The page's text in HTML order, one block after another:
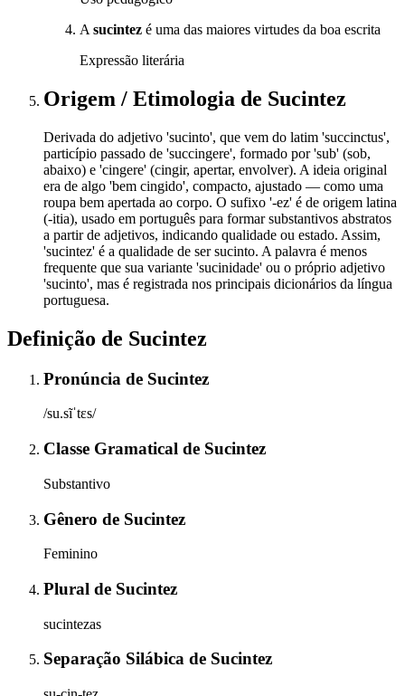
A sucintez é uma das maiores virtudes da boa escrita
Expressão literária
Origem / Etimologia de Sucintez
Derivada do adjetivo 'sucinto', que vem do latim 'succinctus',
particípio passado de 'succingere', formado por 'sub' (sob,
abaixo) e 'cingere' (cingir, apertar, envolver). A ideia original
era de algo 'bem cingido', compacto, ajustado — como uma
roupa bem apertada ao corpo. O sufixo '-ez' é de origem latina
(-itia), usado em português para formar substantivos abstratos
a partir de adjetivos, indicando qualidade ou estado. Assim,
'sucintez' é a qualidade de ser sucinto. A palavra é menos
frequente que sua variante 'sucinidade' ou o próprio adjetivo
'sucinto', mas é registrada nos principais dicionários da língua
portuguesa.
Definição de Sucintez
Pronúncia de Sucintez
/su.sĩˈtɛs/
Classe Gramatical de Sucintez
Substantivo
Gênero de Sucintez
Feminino
Plural de Sucintez
sucintezas
Separação Silábica de Sucintez